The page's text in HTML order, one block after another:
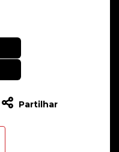
Partilhar